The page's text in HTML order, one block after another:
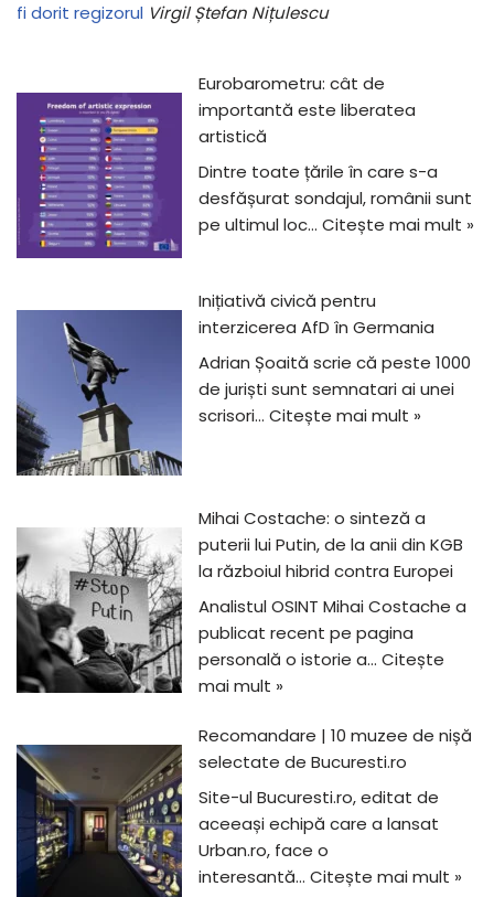
fi dorit regizorul Virgil Ștefan Nițulescu
Eurobarometru: cât de
importantă este liberatea
artistică
Dintre toate țările în care s-a
desfășurat sondajul, românii sunt
pe ultimul loc… Citește mai mult »
Inițiativă civică pentru
interzicerea AfD în Germania
Adrian Șoaită scrie că peste 1000
de juriști sunt semnatari ai unei
scrisori… Citește mai mult »
Mihai Costache: o sinteză a
puterii lui Putin, de la anii din KGB
la războiul hibrid contra Europei
Analistul OSINT Mihai Costache a
publicat recent pe pagina
personală o istorie a… Citește
mai mult »
Recomandare | 10 muzee de nișă
selectate de Bucuresti.ro
Site-ul Bucuresti.ro, editat de
aceeași echipă care a lansat
Urban.ro, face o
interesantă… Citește mai mult »